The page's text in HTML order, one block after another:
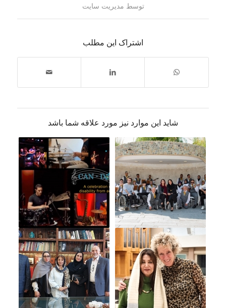
توسط مدیریت سایت
اشتراک این مطلب
شاید این موارد نیز مورد علاقه شما باشد